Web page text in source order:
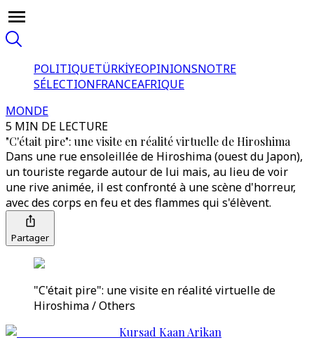
POLITIQUETÜRKİYEOPINIONSNOTRE
SÉLECTIONFRANCEAFRIQUE
MONDE
5 MIN DE LECTURE
"C'était pire": une visite en réalité virtuelle de Hiroshima
Dans une rue ensoleillée de Hiroshima (ouest du Japon),
un touriste regarde autour de lui mais, au lieu de voir
une rive animée, il est confronté à une scène d'horreur,
avec des corps en feu et des flammes qui s'élèvent.
Partager
"C'était pire": une visite en réalité virtuelle de
Hiroshima / Others
Kursad Kaan Arikan